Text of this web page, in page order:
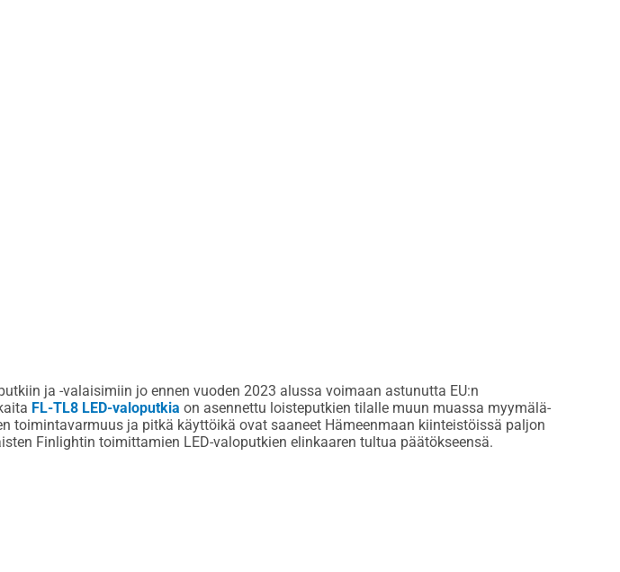
ja -valaisimiin jo ennen vuoden 2023 alussa voimaan astunutta EU:n
FL-TL8 LED-valoputkia on asennettu loisteputkien tilalle muun muassa myymälä-
toimintavarmuus ja pitkä käyttöikä ovat saaneet Hämeenmaan kiinteistöissä paljon
Finlightin toimittamien LED-valoputkien elinkaaren tultua päätökseensä.